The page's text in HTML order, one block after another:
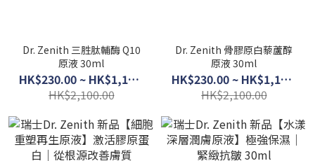
Dr. Zenith 三胜肽輔酶 Q10
原液 30ml
HK$230.00 ~ HK$1,150.00
HK$2,100.00
Dr. Zenith 骨膠原白藜蘆醇
原液 30ml
HK$230.00 ~ HK$1,150.00
HK$2,100.00